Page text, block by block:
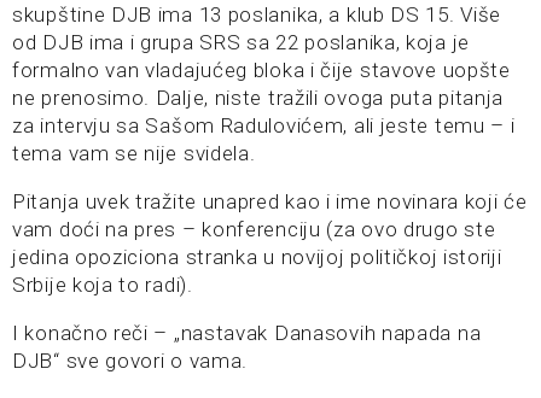
skupštine DJB ima 13 poslanika, a klub DS 15. Više
od DJB ima i grupa SRS sa 22 poslanika, koja je
formalno van vladajućeg bloka i čije stavove uopšte
ne prenosimo. Dalje, niste tražili ovoga puta pitanja
za intervju sa Sašom Radulovićem, ali jeste temu – i
tema vam se nije svidela.
Pitanja uvek tražite unapred kao i ime novinara koji će
vam doći na pres – konferenciju (za ovo drugo ste
jedina opoziciona stranka u novijoj političkoj istoriji
Srbije koja to radi).
I konačno reči – „nastavak Danasovih napada na
DJB“ sve govori o vama.